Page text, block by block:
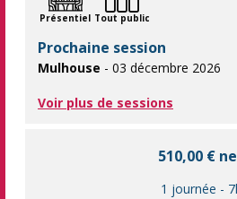
Présentiel Tout public
Prochaine session
Mulhouse - 03 décembre 2026
Voir plus de sessions
510,00 €
1 journée -